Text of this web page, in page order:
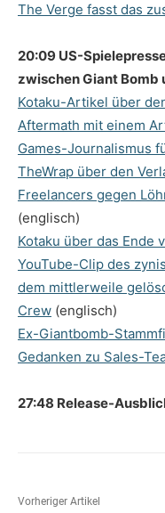
The Verge fasst das
20:09 US-
zwischen Giant Bomb
Kotaku-Artikel über
Aftermath mit einem
Games-Journalismus
TheWrap über den
Freelancers gegen
(englisch)
Kotaku über das Ende
YouTube-Clip des
dem mittlerweile
Crew (englisch)
Ex-Giantbomb-
Gedanken zu Sales-
27:48 Release-
Vorheriger Artikel